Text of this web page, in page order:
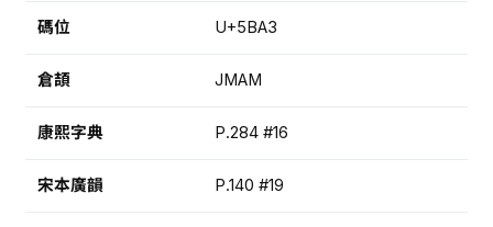
碼位 U+5BA3
倉頡 JMAM
康熙字典 P.284 #16
宋本廣韻 P.140 #19